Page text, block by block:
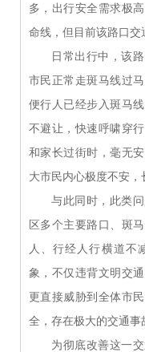
多，出行安全需求极
命线，但目前该路口交
日常出行中，该
市民正常走斑马线过
便行人已经步入斑马
不避让，快速呼啸穿
和家长过街时，毫无
大市民内心极度不安，
与此同时，此类
区多个主要路口、斑
人、行经人行横道不
象，不仅违背文明交
更直接威胁到全体市
全，存在极大的交通事
为彻底改善这一